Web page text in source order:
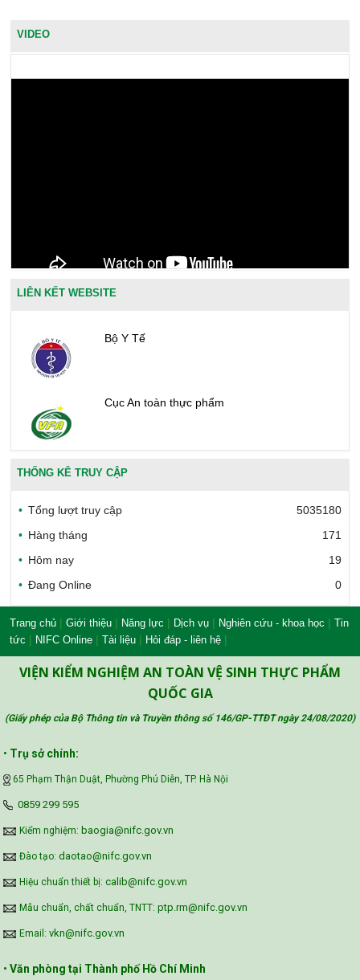
VIDEO
LIÊN KẾT WEBSITE
Bộ Y Tế
Cục An toàn thực phẩm
Văn phòng công nhận chất lượng
Công đoàn Y tế Việt Nam
Safe Food for Growth Project (SAFEGRO)
Vietnam Center for Food Safety Risk
THỐNG KÊ TRUY CẬP
Tổng lượt truy cập
5035180
Hàng tháng
171
Hôm nay
19
Đang Online
0
Trang chủ | Giới thiệu | Năng lực | Dịch vụ | Nghiên cứu - khoa học | Tin
tức | NIFC Online | Tài liệu | Hỏi đáp - liên hệ |
VIỆN KIỂM NGHIỆM AN TOÀN VỆ SINH THỰC PHẨM
QUỐC GIA
(Giấy phép của Bộ Thông tin và Truyền thông số 146/GP-TTĐT ngày 24/08/2020)
• Trụ sở chính:
65 Phạm Thận Duật, Phường Phú Diễn, TP. Hà Nội
‪0859 299 595‬
Kiểm nghiệm: baogia@nifc.gov.vn
Đào tạo: daotao@nifc.gov.vn
Hiệu chuẩn thiết bị: calib@nifc.gov.vn
Mẫu chuẩn, chất chuẩn, TNTT: ptp.rm@nifc.gov.vn
Email: vkn@nifc.gov.vn
• Văn phòng tại Thành phố Hồ Chí Minh